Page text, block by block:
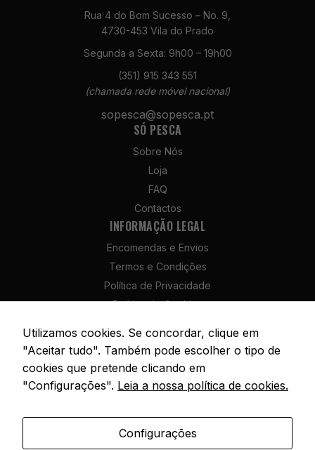
Rua 4 do Bom Sucesso – No. 9,
4730-453 Vila do Prado
Segunda a Sexta: 9h00 – 19h00
(351) 915 343 551
(chamada rede móvel nacional)
sopesca@sopesca.pt
SÓ PESCA
Sobre Nós
Loja
FAQ
Contactos
INFORMAÇÃO LEGAL
Encomendas e Envios
Termos e Condições
Política de Privacidade
Política de Cookies
Livro de Reclamações
Utilizamos cookies. Se concordar, clique em
"Aceitar tudo". Também pode escolher o tipo de
cookies que pretende clicando em
"Configurações". Leia a nossa política de cookies.
Configurações
Necessários
Estes cookies
não são
opcionais. São
para o
funcionamento
Estatísticas
funcionalidade
e a estrutura
base na forma
como é
utilizado.
Experiência
Para que o
nosso site
funcione da
melhor forma
durante a sua
visita,